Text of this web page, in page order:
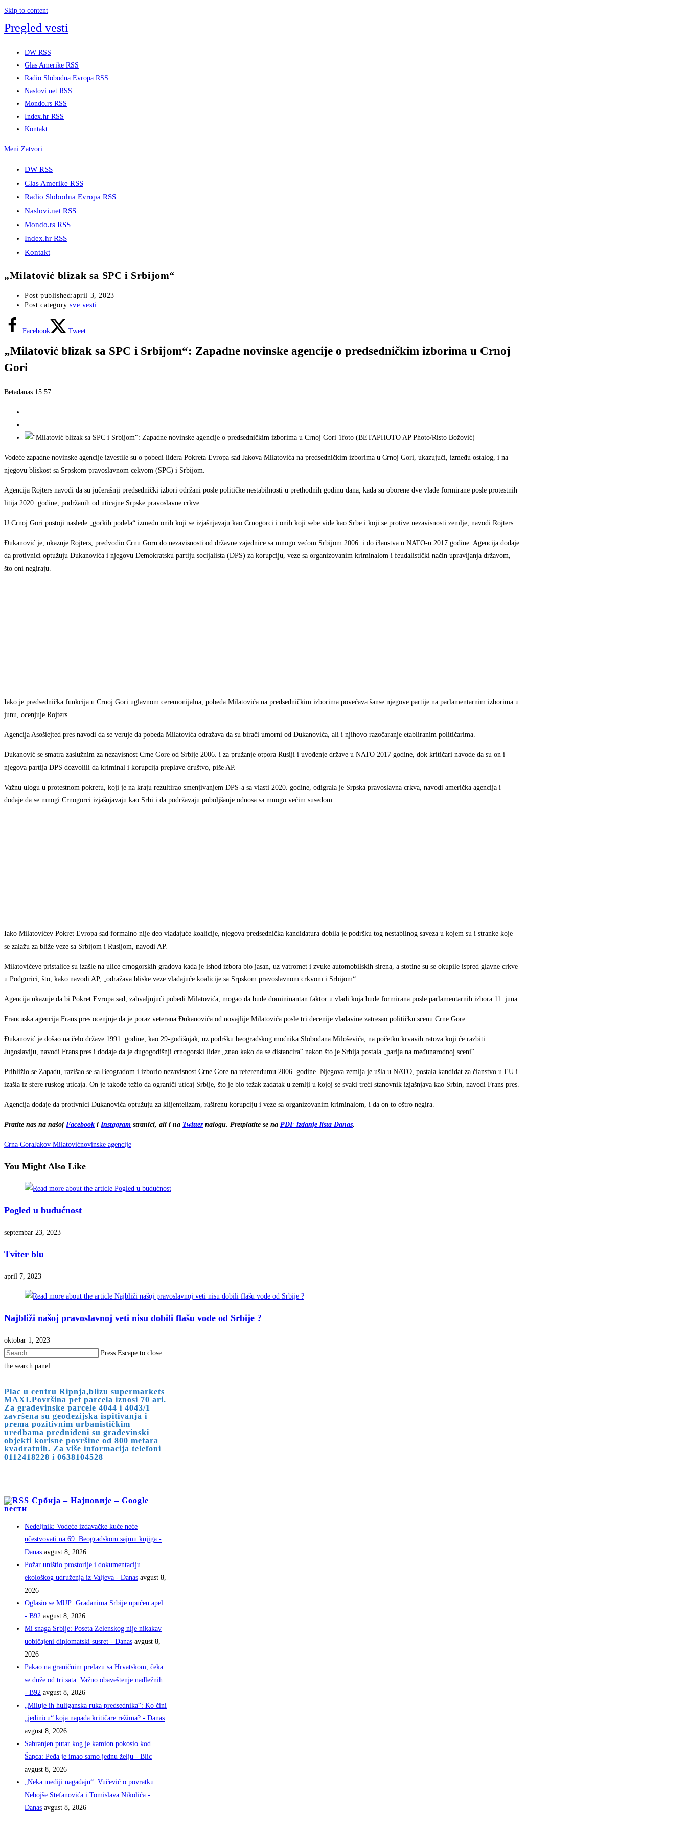
Skip to content
Pregled vesti
DW RSS
Glas Amerike RSS
Radio Slobodna Evropa RSS
Naslovi.net RSS
Mondo.rs RSS
Index.hr RSS
Kontakt
Meni Zatvori
DW RSS
Glas Amerike RSS
Radio Slobodna Evropa RSS
Naslovi.net RSS
Mondo.rs RSS
Index.hr RSS
Kontakt
„Milatović blizak sa SPC i Srbijom“
Post published:april 3, 2023
Post category:sve vesti
Facebook Tweet
„Milatović blizak sa SPC i Srbijom“: Zapadne novinske agencije o predsedničkim izborima u Crnoj
Gori
Betadanas 15:57
foto (BETAPHOTO AP Photo/Risto Božović)
Vodeće zapadne novinske agencije izvestile su o pobedi lidera Pokreta Evropa sad Jakova Milatovića na predsedničkim izborima u Crnoj Gori, ukazujući, između ostalog, i na
njegovu bliskost sa Srpskom pravoslavnom cekvom (SPC) i Srbijom.
Agencija Rojters navodi da su jučerašnji predsednički izbori održani posle političke nestabilnosti u prethodnih godinu dana, kada su oborene dve vlade formirane posle protestnih
litija 2020. godine, podržanih od uticajne Srpske pravoslavne crkve.
U Crnoj Gori postoji nasleđe „gorkih podela“ između onih koji se izjašnjavaju kao Crnogorci i onih koji sebe vide kao Srbe i koji se protive nezavisnosti zemlje, navodi Rojters.
Đukanović je, ukazuje Rojters, predvodio Crnu Goru do nezavisnosti od državne zajednice sa mnogo većom Srbijom 2006. i do članstva u NATO-u 2017 godine. Agencija dodaje
da protivnici optužuju Đukanovića i njegovu Demokratsku partiju socijalista (DPS) za korupciju, veze sa organizovanim kriminalom i feudalistički način upravljanja državom,
što oni negiraju.
Iako je predsednička funkcija u Crnoj Gori uglavnom ceremonijalna, pobeda Milatovića na predsedničkim izborima povećava šanse njegove partije na parlamentarnim izborima u
junu, ocenjuje Rojters.
Agencija Asošiejted pres navodi da se veruje da pobeda Milatovića odražava da su birači umorni od Đukanovića, ali i njihovo razočaranje etabliranim političarima.
Đukanović se smatra zaslužnim za nezavisnost Crne Gore od Srbije 2006. i za pružanje otpora Rusiji i uvođenje države u NATO 2017 godine, dok kritičari navode da su on i
njegova partija DPS dozvolili da kriminal i korupcija preplave društvo, piše AP.
Važnu ulogu u protestnom pokretu, koji je na kraju rezultirao smenjivanjem DPS-a sa vlasti 2020. godine, odigrala je Srpska pravoslavna crkva, navodi američka agencija i
dodaje da se mnogi Crnogorci izjašnjavaju kao Srbi i da podržavaju poboljšanje odnosa sa mnogo većim susedom.
Iako Milatovićev Pokret Evropa sad formalno nije deo vladajuće koalicije, njegova predsednička kandidatura dobila je podršku tog nestabilnog saveza u kojem su i stranke koje
se zalažu za bliže veze sa Srbijom i Rusijom, navodi AP.
Milatovićeve pristalice su izašle na ulice crnogorskih gradova kada je ishod izbora bio jasan, uz vatromet i zvuke automobilskih sirena, a stotine su se okupile ispred glavne crkve
u Podgorici, što, kako navodi AP, „odražava bliske veze vladajuće koalicije sa Srpskom pravoslavnom crkvom i Srbijom“.
Agencija ukazuje da bi Pokret Evropa sad, zahvaljujući pobedi Milatovića, mogao da bude domininantan faktor u vladi koja bude formirana posle parlamentarnih izbora 11. juna.
Francuska agencija Frans pres ocenjuje da je poraz veterana Đukanovića od novajlije Milatovića posle tri decenije vladavine zatresao političku scenu Crne Gore.
Đukanović je došao na čelo države 1991. godine, kao 29-godišnjak, uz podršku beogradskog moćnika Slobodana Miloševića, na početku krvavih ratova koji će razbiti
Jugoslaviju, navodi Frans pres i dodaje da je dugogodišnji crnogorski lider „znao kako da se distancira“ nakon što je Srbija postala „parija na međunarodnoj sceni“.
Približio se Zapadu, razišao se sa Beogradom i izborio nezavisnost Crne Gore na referendumu 2006. godine. Njegova zemlja je ušla u NATO, postala kandidat za članstvo u EU i
izašla iz sfere ruskog uticaja. On je takođe težio da ograniči uticaj Srbije, što je bio težak zadatak u zemlji u kojoj se svaki treći stanovnik izjašnjava kao Srbin, navodi Frans pres.
Agencija dodaje da protivnici Đukanovića optužuju za klijentelizam, raširenu korupciju i veze sa organizovanim kriminalom, i da on to oštro negira.
Pratite nas na našoj Facebook i Instagram stranici, ali i na Twitternalogu. Pretplatite se na PDF izdanje lista Danas.
Crna GoraJakov Milatovićnovinske agencije
You Might Also Like
Pogled u budućnost
septembar 23, 2023
Tviter blu
april 7, 2023
Najbliži našoj pravoslavnoj veti nisu dobili flašu vode od Srbije ?
oktobar 1, 2023
Press Escape to close
the search panel.
Plac u centru Ripnja,blizu supermarkets
MAXI.Površina pet parcela iznosi 70 ari.
Za građevinske parcele 4044 i 4043/1
završena su geodezijska ispitivanja i
prema pozitivnim urbanističkim
uredbama predniđeni su građevinski
objekti korisne površine od 800 metara
kvadratnih. Za više informacija telefoni
0112418228 i 0638104528
Србија – Најновије – Google
вести
Nedeljnik: Vodeće izdavačke kuće neće
učestvovati na 69. Beogradskom sajmu knjiga -
Danas avgust 8, 2026
Požar uništio prostorije i dokumentaciju
ekološkog udruženja iz Valjeva - Danas avgust 8,
2026
Oglasio se MUP: Građanima Srbije upućen apel
- B92 avgust 8, 2026
Mi snaga Srbije: Poseta Zelenskog nije nikakav
uobičajeni diplomatski susret - Danas avgust 8,
2026
Pakao na graničnim prelazu sa Hrvatskom, čeka
se duže od tri sata: Važno obaveštenje nadležnih
- B92 avgust 8, 2026
„Miluje ih huliganska ruka predsednika“: Ko čini
„jedinicu“ koja napada kritičare režima? - Danas
avgust 8, 2026
Sahranjen putar kog je kamion pokosio kod
Šapca: Peđa je imao samo jednu želju - Blic
avgust 8, 2026
„Neka mediji nagađaju“: Vučević o povratku
Nebojše Stefanovića i Tomislava Nikolića -
Danas avgust 8, 2026